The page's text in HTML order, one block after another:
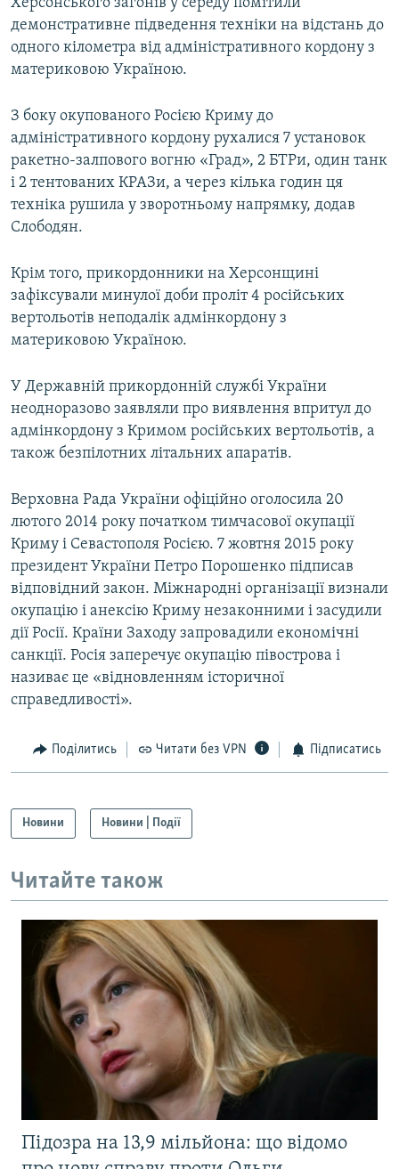
Херсонського загонів у середу помітили
демонстративне підведення техніки на відстань до
одного кілометра від адміністративного кордону з
материковою Україною.
З боку окупованого Росією Криму до
адміністративного кордону рухалися 7 установок
ракетно-залпового вогню «Град», 2 БТРи, один танк
і 2 тентованих КРАЗи, а через кілька годин ця
техніка рушила у зворотньому напрямку, додав
Слободян.
Крім того, прикордонники на Херсонщині
зафіксували минулої доби проліт 4 російських
вертольотів неподалік адмінкордону з
материковою Україною.
У Державній прикордонній службі України
неодноразово заявляли про виявлення впритул до
адмінкордону з Кримом російських вертольотів, а
також безпілотних літальних апаратів.
Верховна Рада України офіційно оголосила 20
лютого 2014 року початком тимчасової окупації
Криму і Севастополя Росією. 7 жовтня 2015 року
президент України Петро Порошенко підписав
відповідний закон. Міжнародні організації визнали
окупацію і анексію Криму незаконними і засудили
дії Росії. Країни Заходу запровадили економічні
санкції. Росія заперечує окупацію півострова і
називає це «відновленням історичної
справедливості».
Поділитись Читати без VPN Підписатись
Новини Новини | Події
Читайте також
Підозра на 13,9 мільйона: що відомо